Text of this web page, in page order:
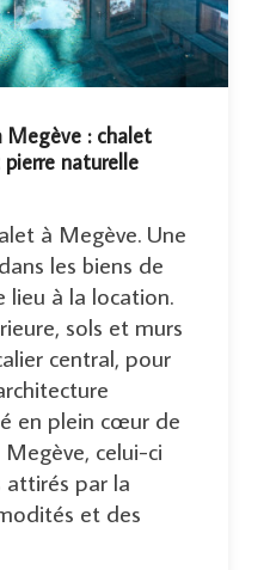
Megève : chalet
naturelle
à Megève. Une
les biens de
lieu à la location.
sols et murs
central, pour
en plein cœur de
celui-ci
attirés par la
et des